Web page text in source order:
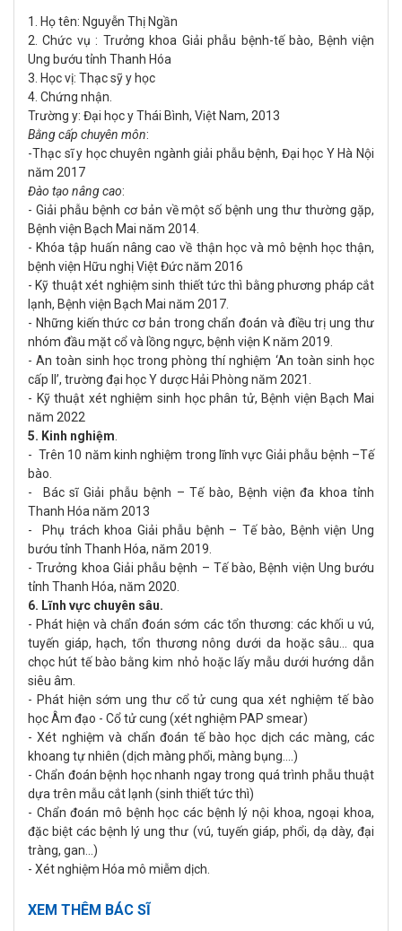
1 . Họ tên: Nguyễn Thị Ngần
2. Chức vụ : Trưởng khoa Giải phẫu bệnh-tế bào, Bệnh viện
Ung bướu tỉnh Thanh Hóa
3. Học vị: Thạc sỹ y học
4. Chứng nhận.
Trường y: Đại học y Thái Bình, Việt Nam, 2013
Bằng cấp chuyên môn:
-Thạc sĩ y họcchuyên ngành giải phẫu bệnh, Đại học Y Hà Nội
năm 2017
Đào tạo nâng cao:
- Giải phẫu bệnh cơ bản về một số bệnh ung thư thường gặp,
Bệnh viện Bạch Mai năm 2014.
- Khóa tập huấnnâng cao về thận học và mô bệnh học thận,
bệnh viện Hữu nghị Việt Đức năm 2016
- Kỹ thuật xét nghiệm sinh thiết tức thì bằng phương pháp cắt
lạnh, Bệnh viện Bạch Mai năm 2017.
- Những kiến thức cơ bản trong chẩn đoán và điều trị ung thư
nhóm đầu mặt cổ và lồng ngực, bệnh viện K năm 2019.
-An toàn sinh học trong phòng thí nghiệm ‘An toàn sinh học
cấp II’, trường đại học Y dược Hải Phòng năm 2021.
- Kỹ thuật xét nghiệm sinh học phân tử, Bệnh viện Bạch Mai
năm 2022
5. Kinh nghiệm.
- Trên 10 năm kinh nghiệm trong lĩnh vực Giải phẫu bệnh –Tế
bào.
- Bác sĩ Giải phẫu bệnh – Tế bào, Bệnh viện đa khoa tỉnh
Thanh Hóa năm 2013
- Phụ trách khoa Giải phẫu bệnh – Tế bào, Bệnh viện Ung
bướu tỉnh Thanh Hóa, năm 2019.
- Trưởng khoa Giải phẫu bệnh – Tế bào, Bệnh viện Ung bướu
tỉnh Thanh Hóa, năm 2020.
6. Lĩnh vực chuyên sâu.
- Phát hiện và chẩn đoán sớm các tổn thương: các khối u vú,
tuyến giáp, hạch, tổn thương nông dưới da hoặc sâu... qua
chọc hút tế bào bằng kim nhỏ hoặc lấy mẫu dưới hướng dẫn
siêu âm.
- Phát hiện sớm ung thư cổ tử cung qua xét nghiệm tế bào
học Âm đạo - Cổ tử cung (xét nghiệm PAP smear)
- Xét nghiệm và chẩn đoán tế bào học dịch các màng, các
khoang tự nhiên (dịch màng phổi, màng bụng....)
- Chẩn đoán bệnh học nhanh ngay trong quá trình phẫu thuật
dựa trên mẫu cắt lạnh (sinh thiết tức thì)
- Chẩn đoán mô bệnh học các bệnh lý nội khoa, ngoại khoa,
đặc biệt các bệnh lý ung thư (vú, tuyến giáp, phổi, dạ dày, đại
tràng, gan...)
- Xét nghiệm Hóa mô miễm dịch.
XEM THÊM BÁC SĨ